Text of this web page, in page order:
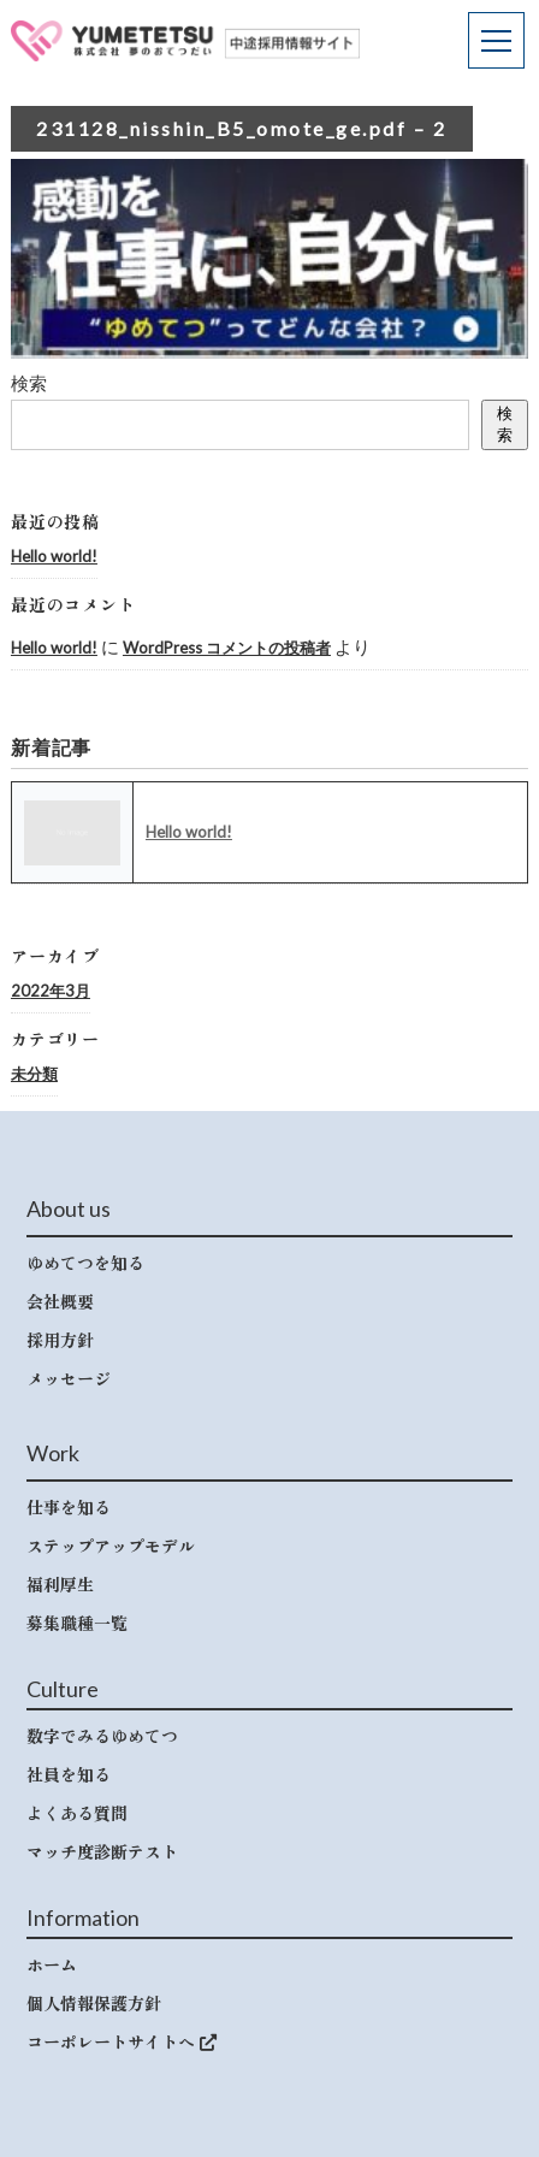
231128_nisshin_B5_omote_ge.pdf – 2
検索
検
索
最近の投稿
Hello world!
最近のコメント
Hello world! に WordPress コメントの投稿者より
新着記事
Hello world!
アーカイブ
2022年3月
カテゴリー
未分類
About us
ゆめてつを知る
会社概要
採用方針
メッセージ
Work
仕事を知る
ステップアップモデル
福利厚生
募集職種一覧
Culture
数字でみるゆめてつ
社員を知る
よくある質問
マッチ度診断テスト
Information
ホーム
個人情報保護方針
コーポレートサイトへ